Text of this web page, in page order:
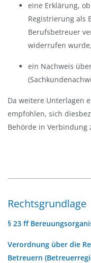
eine Erklärung,
Registrierung als
Berufsbetreuer
widerrufen wurde,
ein Nachweis
Da weitere Unterlagen
empfohlen, sich
Behörde in Verbindung
Rechtsgrundlage
§ 23 ff
Verordnung über die
Betreuern